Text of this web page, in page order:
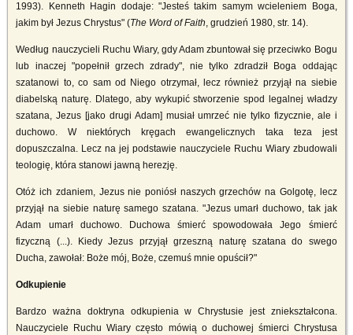
1993). Kenneth Hagin dodaje: "Jesteś takim samym wcieleniem Boga,
jakim był Jezus Chrystus" (The Word of Faith, grudzień 1980, str. 14).
Według nauczycieli Ruchu Wiary, gdy Adam zbuntował się przeciwko Bogu
lub inaczej "popełnił grzech zdrady", nie tylko zdradził Boga oddając
szatanowi to, co sam od Niego otrzymał, lecz również przyjął na siebie
diabelską naturę. Dlatego, aby wykupić stworzenie spod legalnej władzy
szatana, Jezus [jako drugi Adam] musiał umrzeć nie tylko fizycznie, ale i
duchowo. W niektórych kręgach ewangelicznych taka teza jest
dopuszczalna. Lecz na jej podstawie nauczyciele Ruchu Wiary zbudowali
teologię, która stanowi jawną herezję.
Otóż ich zdaniem, Jezus nie poniósł naszych grzechów na Golgotę, lecz
przyjął na siebie naturę samego szatana. "Jezus umarł duchowo, tak jak
Adam umarł duchowo. Duchowa śmierć spowodowała Jego śmierć
fizyczną (...). Kiedy Jezus przyjął grzeszną naturę szatana do swego
Ducha, zawołał: Boże mój, Boże, czemuś mnie opuścił?"
Odkupienie
Bardzo ważna doktryna odkupienia w Chrystusie jest zniekształcona.
Nauczyciele Ruchu Wiary często mówią o duchowej śmierci Chrystusa